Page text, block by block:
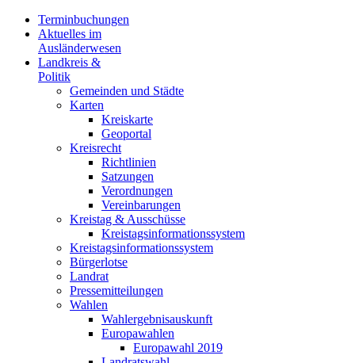
Terminbuchungen
Aktuelles im
Ausländerwesen
Landkreis &
Politik
Gemeinden und Städte
Karten
Kreiskarte
Geoportal
Kreisrecht
Richtlinien
Satzungen
Verordnungen
Vereinbarungen
Kreistag & Ausschüsse
Kreistagsinformationssystem
Kreistagsinformationssystem
Bürgerlotse
Landrat
Pressemitteilungen
Wahlen
Wahlergebnisauskunft
Europawahlen
Europawahl 2019